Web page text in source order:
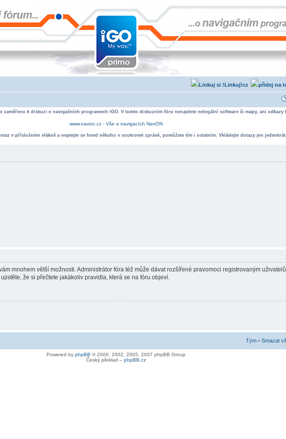
Linkuj!cz
k diskuzi o navigačních programech IGO. V tomto diskuzním fóru nenajdete nelegální software či mapy, ani odkazy
www.navon.cz - Vše o navigacích NavON
v příslušném vlákně a neptejte se hned někoho v soukromé zprávě, pomůžete tím i ostatním. Vkládejte dotazy jen
mnohem větší možnosti. Administrátor fóra též může dávat rozšířené pravomoci registrovaným
že si přečtete jakákoliv pravidla, která se na fóru objeví.
Tým • Smazat
Powered by phpBB © 2000, 2002, 2005, 2007 phpBB Group
Český překlad – phpBB.cz